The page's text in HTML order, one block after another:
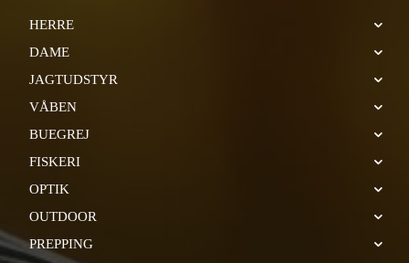
HERRE
DAME
JAGTUDSTYR
VÅBEN
BUEGREJ
FISKERI
OPTIK
OUTDOOR
PREPPING